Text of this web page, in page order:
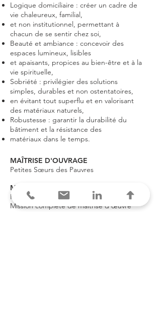
Logique domiciliaire : créer un cadre de
vie chaleureux, familial,
et non institutionnel, permettant à
chacun de se sentir chez soi,
Beauté et ambiance : concevoir des
espaces lumineux, lisibles
et apaisants, propices au bien-être et à la
vie spirituelle,
Sobriété : privilégier des solutions
simples, durables et non ostentatoires,
en évitant tout superflu et en valorisant
des matériaux naturels,
Robustesse : garantir la durabilité du
bâtiment et la résistance des
matériaux dans le temps.
MAÎTRISE D'OUVRAGE
Petites Sœurs des Pauvres
MISSION
Programmation
Mission complète de maîtrise d'œuvre